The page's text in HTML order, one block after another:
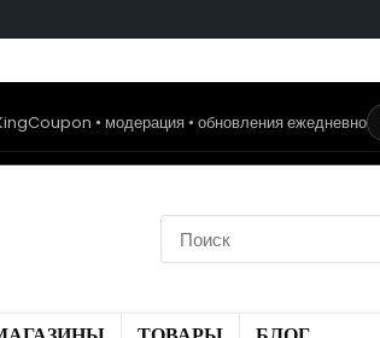
• модерация • обновления ежедневно